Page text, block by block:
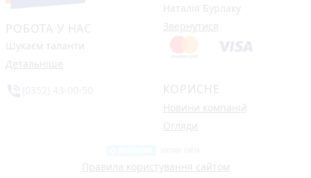
РОБОТА У НАС
Шукаєм таланти
Детальніше
Наталія Бурлаку
Звернутися
КОРИСНЕ
Новини компаній
Огляди
Правила користування сайтом